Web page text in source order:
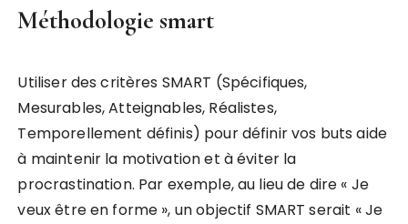
Méthodologie smart
Utiliser des critères SMART (Spécifiques,
Mesurables, Atteignables, Réalistes,
Temporellement définis) pour définir vos buts aide
à maintenir la motivation et à éviter la
procrastination. Par exemple, au lieu de dire « Je
veux être en forme », un objectif SMART serait « Je